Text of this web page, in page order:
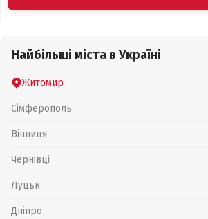
Найбільші міста в Україні
Житомир
Сімферополь
Вінниця
Чернівці
Луцьк
Дніпро